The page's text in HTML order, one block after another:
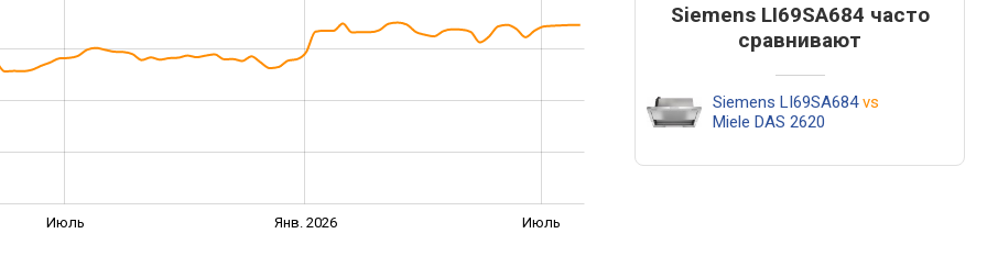
Июль Янв. 2026 Июль
Siemens LI69SA684 часто
сравнивают
Siemens LI69SA684 vs
Miele DAS 2620